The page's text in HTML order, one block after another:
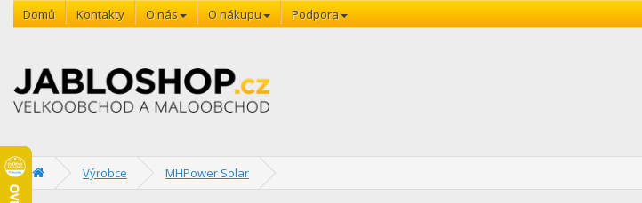
Domů Kontakty O nás O nákupu Podpora
Výrobce MHPower Solar